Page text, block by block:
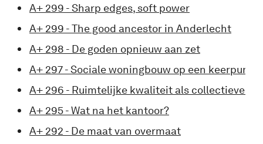
A+ 299 - Sharp edges, soft power
A+ 299 - The good ancestor in Anderlecht
A+ 298 - De goden opnieuw aan zet
A+ 297 - Sociale woningbouw op een keerpunt
A+ 296 - Ruimtelijke kwaliteit als collectieve
A+ 295 - Wat na het kantoor?
A+ 292 - De maat van overmaat